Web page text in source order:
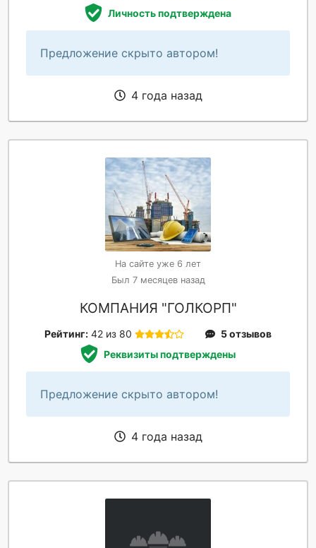
Личность подтверждена
Предложение скрыто автором!
4 года назад
На сайте уже 6 лет
Был 7 месяцев назад
КОМПАНИЯ "ГОЛКОРП"
Рейтинг: 42 из 80
5 отзывов
Реквизиты подтверждены
Предложение скрыто автором!
4 года назад